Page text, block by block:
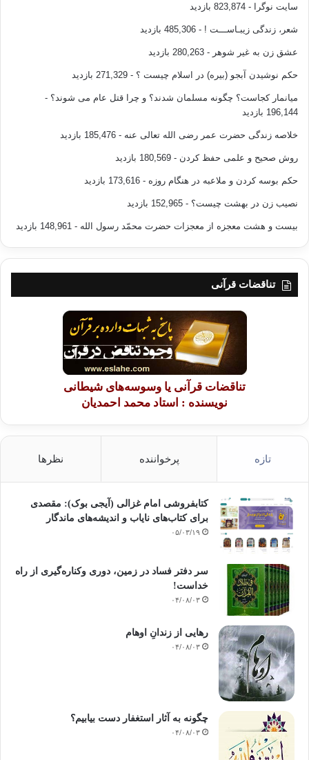
سایت نوگرا - 823,874 بازدید
شعر، زندگی زیبـاســـت ! - 485,306 بازدید
عشق زن به غیر شوهر - 280,263 بازدید
حکم نوشیدن آبجو (بیره) در اسلام چیست ؟ - 271,329 بازدید
میانمار کجاست؟ چگونه مسلمان شدند؟ و چرا قتل عام می شوند؟ -
196,144 بازدید
خلاصه زندگی حضرت عمر رضی الله تعالی عنه - 185,476 بازدید
روش صحیح و علمی حفظ کردن - 180,569 بازدید
حکم بوسه کردن و ملاعبه در هنگام روزه - 173,616 بازدید
نصیب زن در بهشت چیست؟ - 152,965 بازدید
بیست و هشت معجزه از معجزات حضرت محمّد رسول الله - 148,961 بازدید
تناقضات قرآنی
تناقضات قرآنی یا وسوسه‌های شیطانی
نویسنده : استاد محمد احمدیان
تازه پرخواننده نظرها
کتابفروشی امام غزالی (آیجی بوک): مقصدی
برای کتاب‌های نایاب و اندیشه‌های ماندگار
۰۵/۰۳/۱۹
سر دفتر فساد در زمین‌، دوری وکناره‌گیری از راه
خداست‌!
۰۴/۰۸/۰۳
رهایی از زندانِ اوهام
۰۴/۰۸/۰۳
چگونه به آثار استغفار دست بیابیم؟
۰۴/۰۸/۰۳